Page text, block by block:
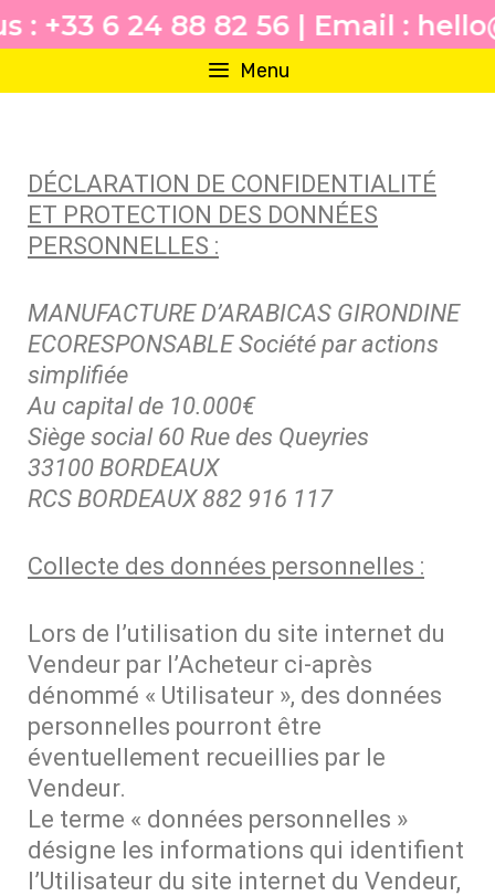
Skip
to
6 24 88 82 56 | Email :
Menu
DÉCLARATION DE CONFIDENTIALITÉ
ET PROTECTION DES DONNÉES
PERSONNELLES :
MANUFACTURE D’ARABICAS GIRONDINE
ECORESPONSABLE Société par actions
simplifiée
Au capital de 10.000€
Siège social 60 Rue des Queyries
33100 BORDEAUX
RCS BORDEAUX 882 916 117
Collecte des données personnelles :
Lors de l’utilisation du site internet du
Vendeur par l’Acheteur ci-après
dénommé « Utilisateur », des données
personnelles pourront être
éventuellement recueillies par le
Vendeur.
Le terme « données personnelles »
désigne les informations qui identifient
l’Utilisateur du site internet du Vendeur,